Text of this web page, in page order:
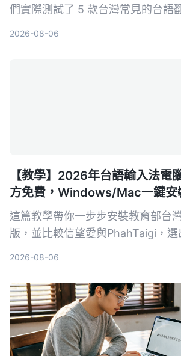
們實際測試了 5 款台灣常見的台語
2026-08-06
【教學】2026年台語輸入法電
方免費，Windows/Mac一鍵安
這篇教學帶你一步步安裝教育部台
版，並比較信望愛與PhahTaigi，選
2026-08-06